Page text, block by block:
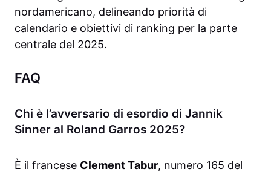
nordamericano, delineando priorità di
calendario e obiettivi di ranking per la parte
centrale del 2025.
FAQ
Chi è l’avversario di esordio di Jannik
Sinner al Roland Garros 2025?
È il francese Clement Tabur, numero 165 del